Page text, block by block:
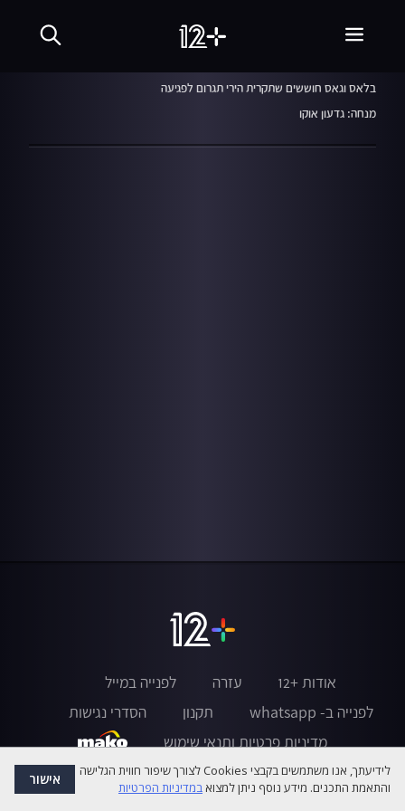
שבע עם קרן מרציאנו
בלאס וגאס חוששים שתקרית הירי תגרום לפגיעה
מנחה: גדעון אוקו
אודות +12 עזרה
לפנייה במייל
לפנייה ב- whatsapp
תקנון
הסדרי נגישות
מדיניות פרטיות ותנאי שימוש
לידיעתך, אנו משתמשים בקבצי Cookies לצורך שיפור חווית הגלישה
והתאמת התכנים. מידע נוסף ניתן למצואבמדיניות הפרטיות אישור